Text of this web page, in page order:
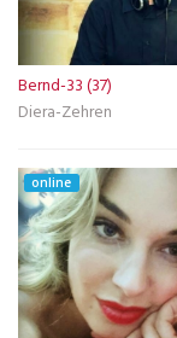
Bernd-33 (37)
Diera-Zehren
online